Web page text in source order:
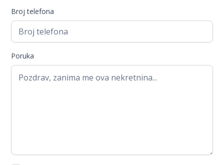
Broj telefona
Poruka